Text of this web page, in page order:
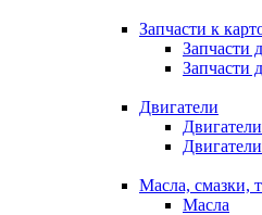
Запчасти к
Запчасти
Запчасти
Двигатели
Масла, смазки,
Масла